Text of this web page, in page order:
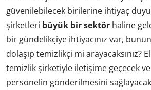
güvenilebilecek birilerine ihtiyaç
şirketleri büyük bir sektör haline
bir gündelikçiye ihtiyacınız var, bunun
dolaşıp temizlikçi mi arayacaksınız?
temizlik şirketiyle iletişime geçecek ve
personelin gönderilmesini